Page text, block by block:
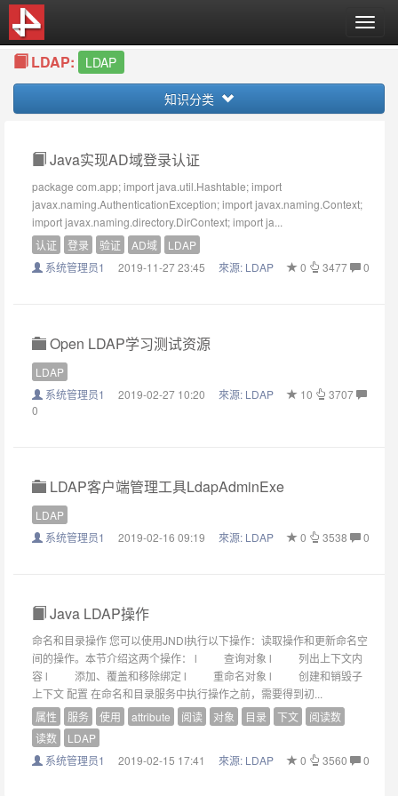
T
o
g
e
i
LDAP: LDAP
知识分类
Java实现AD域登录认证
package com.app; import java.util.Hashtable; import
javax.naming.AuthenticationException; import javax.naming.Context;
import javax.naming.directory.DirContext; import ja...
认证
登录 验证 AD域
LDAP
系统管理员1
2019-11-27 23:45 來源: LDAP 0 3477 0
Open LDAP学习测试资源
LDAP
系统管理员1
2019-02-27 10:20 來源: LDAP 10
3707
0
LDAP客户端管理工具LdapAdminExe
LDAP
系统管理员1
2019-02-16 09:19 來源: LDAP 0 3538 0
Java LDAP操作
命名和目录操作 您可以使用JNDI执行以下操作：读取操作和更新命名空
间的操作。本节介绍这两个操作： l 查询对象 l 列出上下文内
容 l 添加、覆盖和移除绑定 l 重命名对象 l 创建和销毁子
上下文 配置 在命名和目录服务中执行操作之前，需要得到初...
属性
服务 使用 attribute 阅读 对象 目录 下文
阅读数
读数
LDAP
系统管理员1
2019-02-15 17:41 來源: LDAP 0 3560 0